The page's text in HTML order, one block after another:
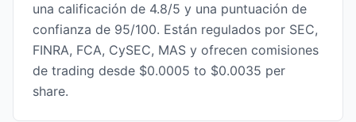
una calificación de 4.8/5 y una puntuación de
confianza de 95/100. Están regulados por SEC,
FINRA, FCA, CySEC, MAS y ofrecen comisiones
de trading desde $0.0005 to $0.0035 per
share.